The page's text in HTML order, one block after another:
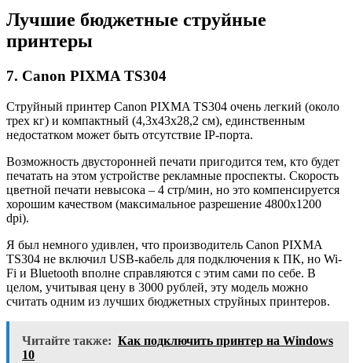
Лучшие бюджетные струйные
принтеры
7. Canon PIXMA TS304
Струйный принтер Canon PIXMA TS304 очень легкий (около
трех кг) и компактный (4,3х43х28,2 см), единственным
недостатком может быть отсутствие IP-порта.
Возможность двусторонней печати пригодится тем, кто будет
печатать на этом устройстве рекламные проспекты. Скорость
цветной печати невысока – 4 стр/мин, но это компенсируется
хорошим качеством (максимальное разрешение 4800х1200
dpi).
Я был немного удивлен, что производитель Canon PIXMA
TS304 не включил USB-кабель для подключения к ПК, но Wi-
Fi и Bluetooth вполне справляются с этим сами по себе. В
целом, учитывая цену в 3000 рублей, эту модель можно
считать одним из лучших бюджетных струйных принтеров.
Читайте также: Как подключить принтер на Windows
10